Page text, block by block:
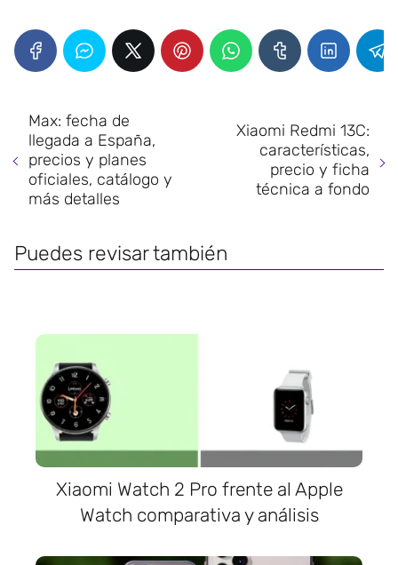
Max: fecha de
llegada a España,
precios y planes
oficiales, catálogo y
más detalles
Xiaomi Redmi 13C:
características,
precio y ficha
técnica a fondo
Puedes revisar también
Xiaomi Watch 2 Pro frente al Apple
Watch comparativa y análisis